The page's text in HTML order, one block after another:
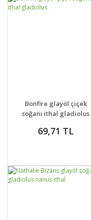
DETAYLAR
VER
Bonfire glayöl çiçek
soğanı ithal gladiolus
69,71 TL